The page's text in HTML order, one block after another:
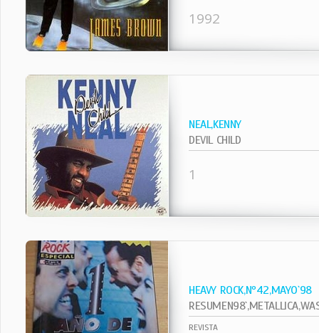
1992
NEAL,KENNY
DEVIL CHILD
1
HEAVY ROCK,Nº42,MAYO`98
REVISTA